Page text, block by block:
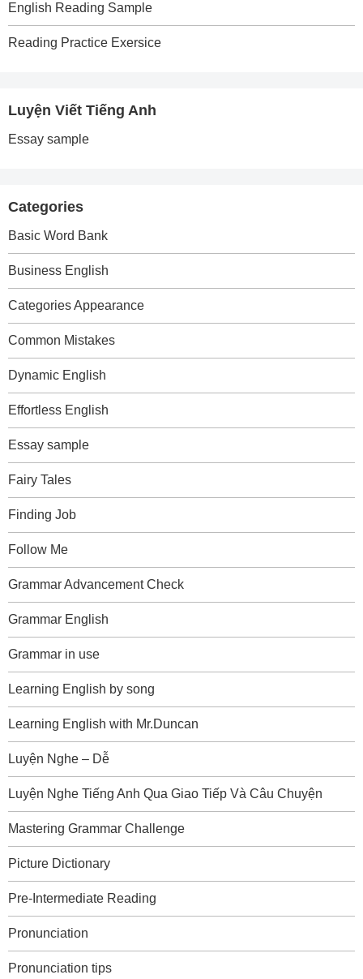
English Reading Sample
Reading Practice Exersice
Luyện Viết Tiếng Anh
Essay sample
Categories
Basic Word Bank
Business English
Categories Appearance
Common Mistakes
Dynamic English
Effortless English
Essay sample
Fairy Tales
Finding Job
Follow Me
Grammar Advancement Check
Grammar English
Grammar in use
Learning English by song
Learning English with Mr.Duncan
Luyện Nghe – Dễ
Luyện Nghe Tiếng Anh Qua Giao Tiếp Và Câu Chuyện
Mastering Grammar Challenge
Picture Dictionary
Pre-Intermediate Reading
Pronunciation
Pronunciation tips